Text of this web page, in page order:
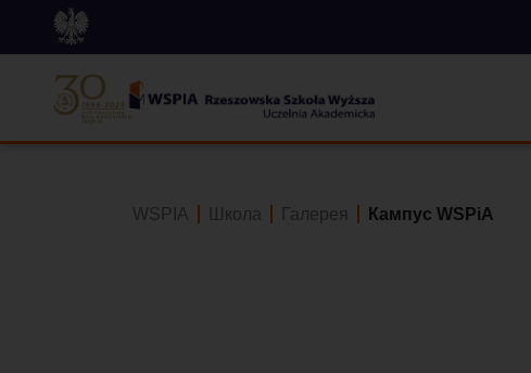
WSPIA Школа Галерея Кампус WSPiA